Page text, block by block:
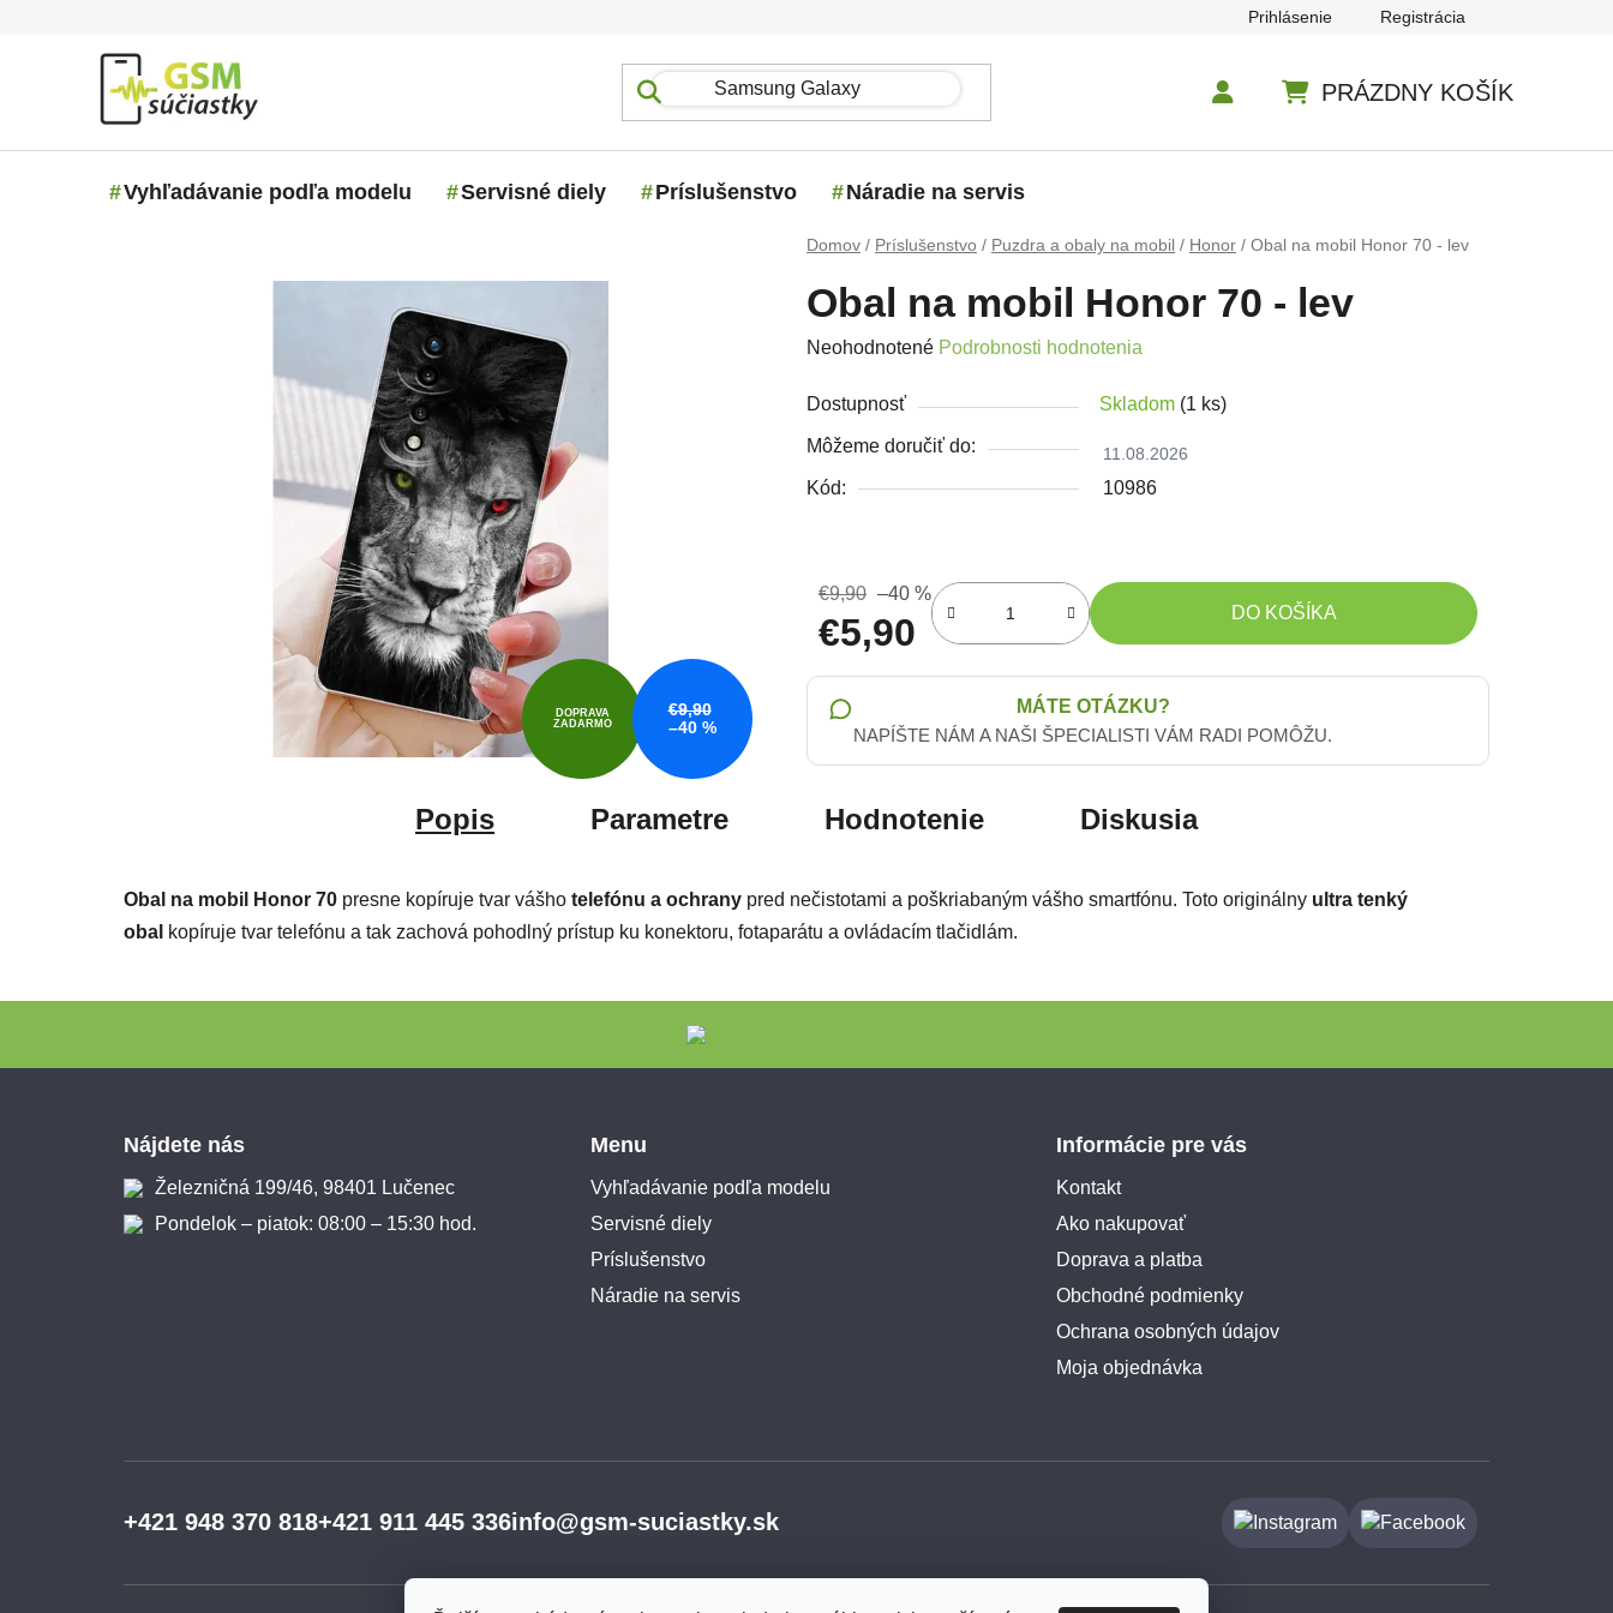
Prihlásenie Registrácia
PRÁZDNY KOŠÍK
Vyhľadávanie podľa modelu Servisné diely Príslušenstvo Náradie na servis
Domov / Príslušenstvo / Puzdra a obaly na mobil / Honor / Obal na mobil Honor 70 - lev
Obal na mobil Honor 70 - lev
Priemerné hodnotenie produktu je 0,0 z 5 hviezdičiek.
Neohodnotené Podrobnosti hodnotenia
Dostupnosť Skladom (1 ks)
Môžeme doručiť do: 11.08.2026
Kód: 10986
€9,90 –40 %
€5,90 DO KOŠÍKA
MÁTE OTÁZKU?
NAPÍŠTE NÁM A NAŠI ŠPECIALISTI VÁM RADI POMÔŽU.
DOPRAVA
ZADARMO
€9,90
–40 %
Popis Parametre Hodnotenie Diskusia
Obal na mobil Honor 70 presne kopíruje tvar vášho telefónu a ochrany pred nečistotami a poškriabaným vášho smartfónu. Toto originálny ultra tenký
obal kopíruje tvar telefónu a tak zachová pohodlný prístup ku konektoru, fotaparátu a ovládacím tlačidlám.
Nájdete nás
Železničná 199/46, 98401 Lučenec
Pondelok – piatok: 08:00 – 15:30 hod.
Menu
Vyhľadávanie podľa modelu
Servisné diely
Príslušenstvo
Náradie na servis
Informácie pre vás
Kontakt
Ako nakupovať
Doprava a platba
Obchodné podmienky
Ochrana osobných údajov
Moja objednávka
+421 948 370 818+421 911 445 336info@gsm-suciastky.sk